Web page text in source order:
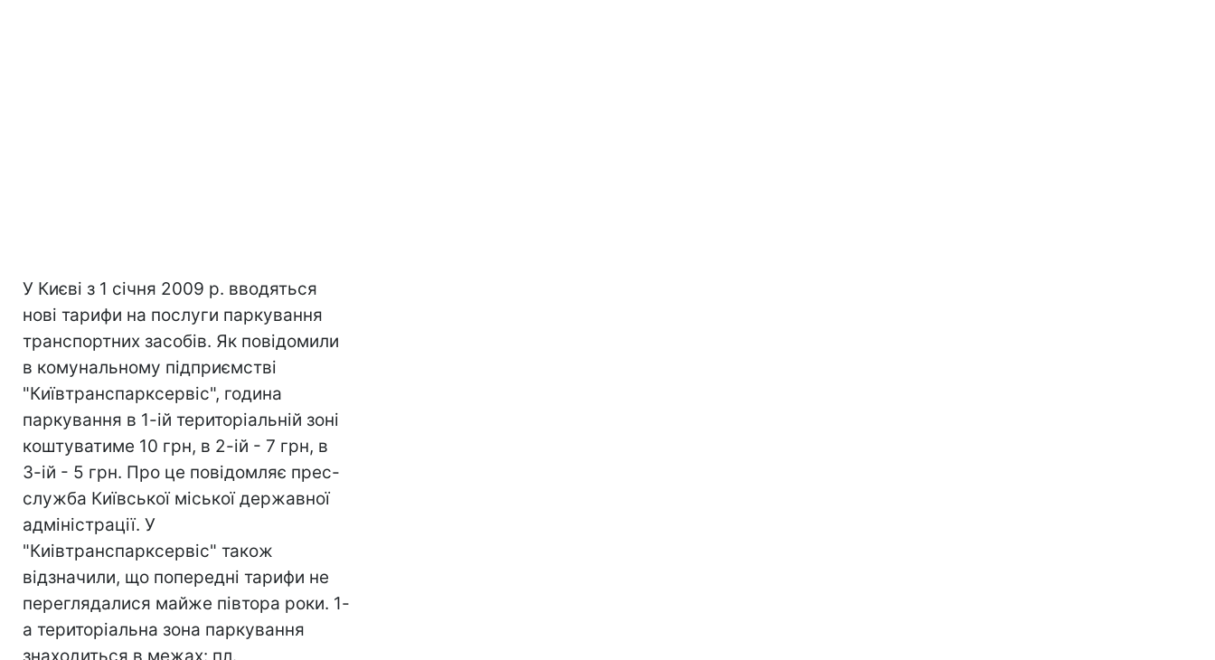
У Києві з 1 січня 2009 р. вводяться
нові тарифи на послуги паркування
транспортних засобів. Як повідомили
в комунальному підприємстві
"Київтранспарксервіс", година
паркування в 1-ій територіальній зоні
коштуватиме 10 грн, в 2-ій - 7 грн, в
3-ій - 5 грн. Про це повідомляє прес-
служба Київської міської державної
адміністрації. У
"Киівтранспарксервіс" також
відзначили, що попередні тарифи не
переглядалися майже півтора роки. 1-
а територіальна зона паркування